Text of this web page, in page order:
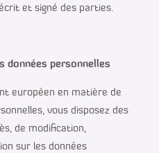
et signé des parties.
personnelles
européen en matière de
vous disposez des
de modification,
sur les données